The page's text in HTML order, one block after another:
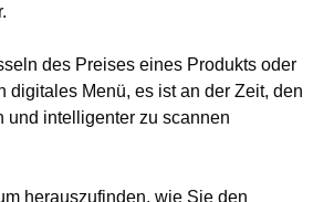
des Preises eines Produkts oder
digitales Menü, es ist an der Zeit, den
und intelligenter zu scannen
herauszufinden, wie Sie den